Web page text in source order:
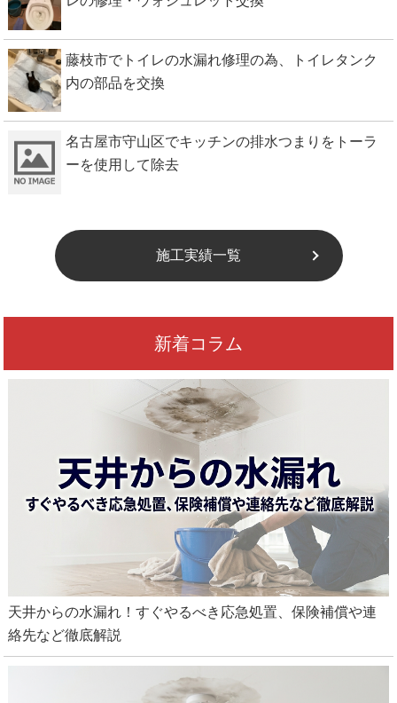
藤枝市でトイレの水漏れ修理の為、トイレタンク
内の部品を交換
名古屋市守山区でキッチンの排水つまりをトーラ
ーを使用して除去
施工実績一覧
新着コラム
天井からの水漏れ！すぐやるべき応急処置、保険補償や連
絡先など徹底解説